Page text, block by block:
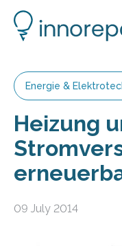
Energie &
Heizung
09 July 2014